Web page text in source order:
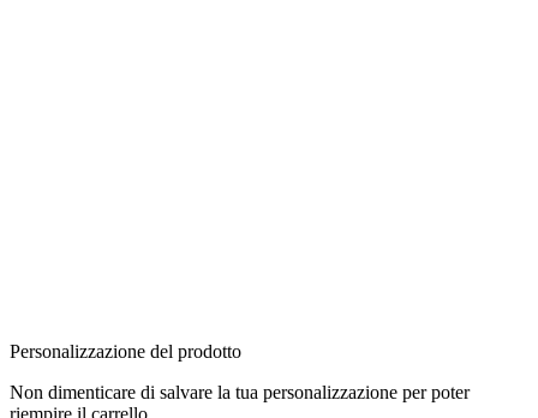
Personalizzazione del prodotto
Non dimenticare di salvare la tua personalizzazione per poter
riempire il carrello